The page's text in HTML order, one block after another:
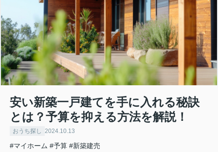
安い新築一戸建てを手に入れる秘訣
とは？予算を抑える方法を解説！
おうち探し 2024.10.13
#マイホーム #予算 #新築建売